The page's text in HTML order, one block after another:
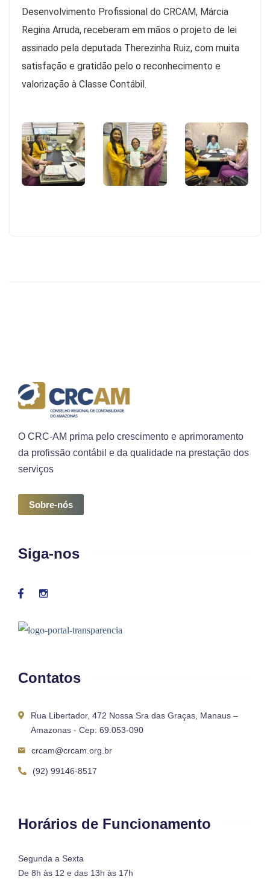
Desenvolvimento Profissional do CRCAM, Márcia
Regina Arruda, receberam em mãos o projeto de lei
assinado pela deputada Therezinha Ruiz, com muita
satisfação e gratidão pelo o reconhecimento e
valorização à Classe Contábil.
O CRC-AM prima pelo crescimento e aprimoramento
da profissão contábil e da qualidade na prestação dos
serviços
Sobre-nós
Siga-nos
Contatos
Rua Libertador, 472 Nossa Sra das Graças, Manaus –
Amazonas - Cep: 69.053-090
crcam@crcam.org.br
(92) 99146-8517
Horários de Funcionamento
Segunda a Sexta
De 8h às 12 e das 13h às 17h